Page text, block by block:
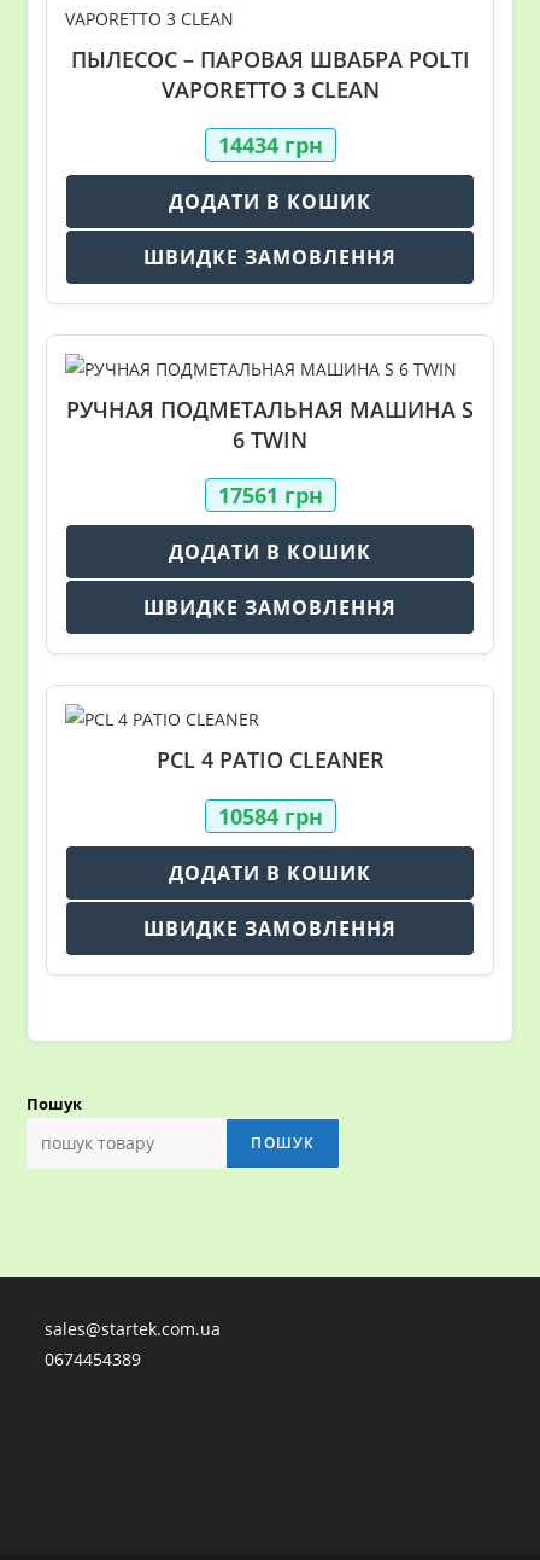
ПЫЛЕСОС – ПАРОВАЯ ШВАБРА POLTI
VAPORETTO 3 CLEAN
14434 грн
ДОДАТИ В КОШИК
ШВИДКЕ ЗАМОВЛЕННЯ
РУЧНАЯ ПОДМЕТАЛЬНАЯ МАШИНА S
6 TWIN
17561 грн
ДОДАТИ В КОШИК
ШВИДКЕ ЗАМОВЛЕННЯ
PCL 4 PATIO CLEANER
10584 грн
ДОДАТИ В КОШИК
ШВИДКЕ ЗАМОВЛЕННЯ
Пошук
ПОШУК
sales@startek.com.ua
0674454389